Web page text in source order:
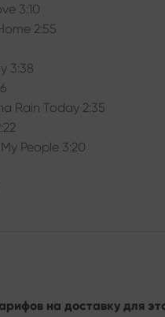
3:10
2:55
3:38
Rain Today 2:35
People 3:20
на доставку для